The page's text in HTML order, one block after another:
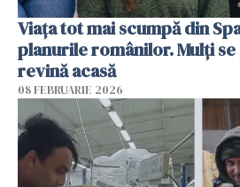
Viața tot mai scumpă din
planurile românilor. Mulți se
revină acasă
08 FEBRUARIE 2026